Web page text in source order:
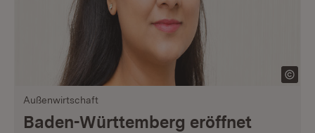
Außenwirtschaft
Baden-Württemberg eröffnet